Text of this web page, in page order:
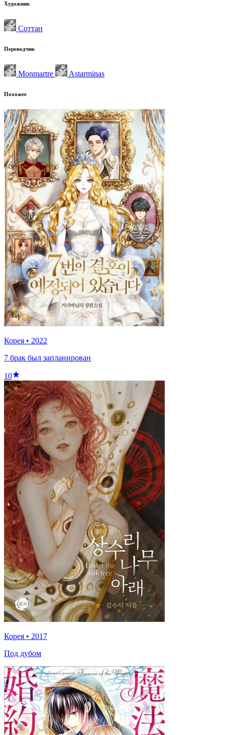
Художник
Соттан
Переводчик
Monmartre Astarminas
Похожее
Корея • 2022
7 брак был запланирован
10
Корея • 2017
Под дубом